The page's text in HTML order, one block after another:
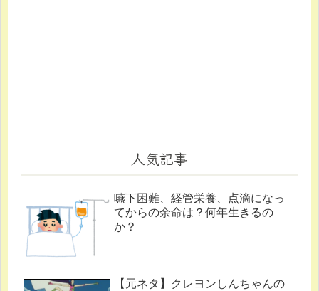
人気記事
嚥下困難、経管栄養、点滴になっ
てからの余命は？何年生きるの
か？
【元ネタ】クレヨンしんちゃんの